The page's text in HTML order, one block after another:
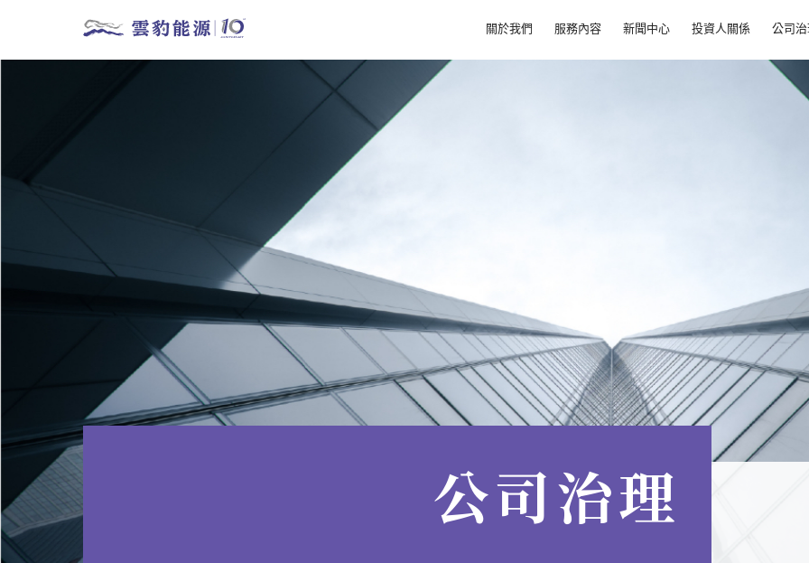
關於我們 服務內容 新聞中心 投資人關係 公司
公司治理